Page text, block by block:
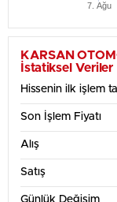
7. Ağu
KARSAN
İstatiksel Veriler
Hissenin ilk işlem
Son İşlem Fiyatı
Alış
Satış
Günlük Değişim